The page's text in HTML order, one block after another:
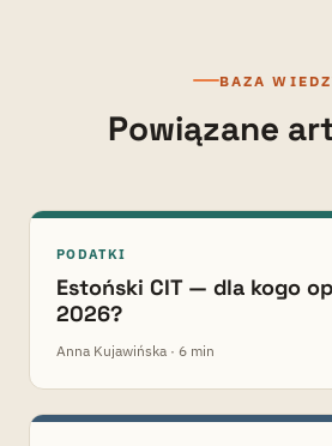
BAZA
Powiązane
PODATKI
Estoński CIT — dla kogo
2026?
Anna Kujawińska · 6 min